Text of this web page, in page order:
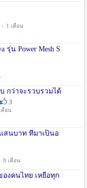
- 1 เดือน
รุ่น Power Mesh S
กว่าจะรวบรวมได้
3
ดือน
สนบาท ที่มาเป็นอ
8 เดือน
งคนไทย เหยื่อทุก